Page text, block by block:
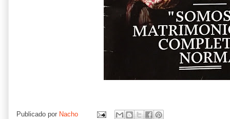
Publicado por Nacho